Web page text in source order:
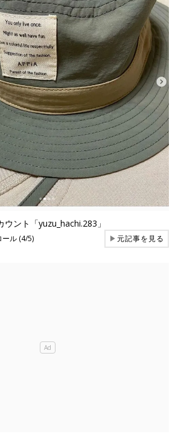
ント「yuzu_hachi.283」
ール (4/5) ▶元記事を見る